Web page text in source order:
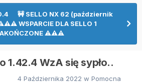
🚧 SELLO NX 62 (październik
DLA SELLO 1
⚠⚠⚠
1.42.4 WzA się sypło..
4 Października 2022 wPomocna